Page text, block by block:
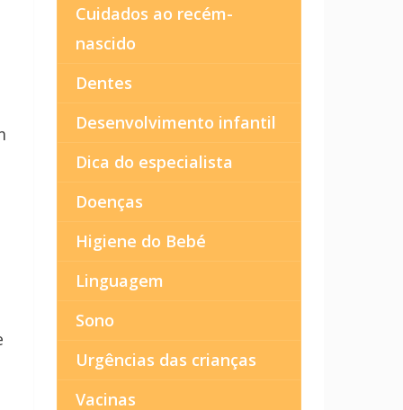
Cuidados ao recém-
nascido
Dentes
Desenvolvimento infantil
Dica do especialista
Doenças
Higiene do Bebé
Linguagem
Sono
Urgências das crianças
Vacinas